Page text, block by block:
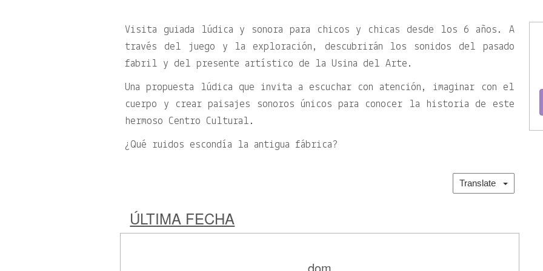
Visita guiada lúdica y sonora para chicos y chicas desde los 6 años. A
través del juego y la exploración, descubrirán los sonidos del pasado
fabril y del presente artístico de la Usina del Arte.
Una propuesta lúdica que invita a escuchar con atención, imaginar con el
cuerpo y crear paisajes sonoros únicos para conocer la historia de este
hermoso Centro Cultural.
¿Qué ruidos escondía la antigua fábrica?
Translate
ÚLTIMA FECHA